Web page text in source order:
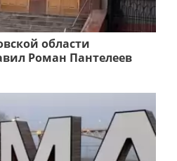
области
Роман Пантелеев